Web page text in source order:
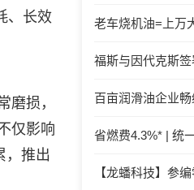
、长效
损，
仅影响
，推出